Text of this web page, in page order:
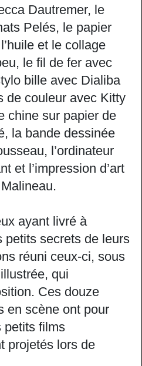
Dautremer, le
Pelés, le papier
et le collage
le fil de fer avec
bille avec Dialiba
de couleur avec Kitty
chine sur papier de
la bande dessinée
l’ordinateur
et l’impression d’art
ayant livré à
petits secrets de leurs
réuni ceux-ci, sous
qui
Ces douze
en scène ont pour
petits films
projetés lors de